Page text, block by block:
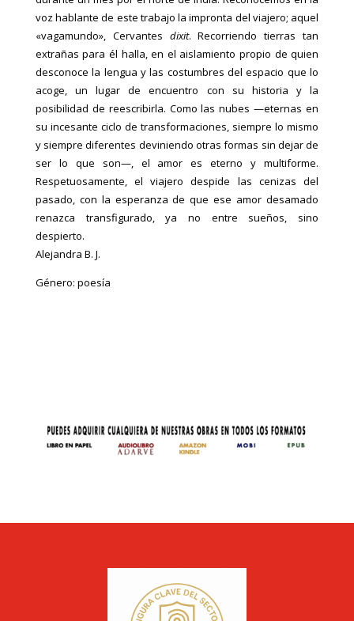
voz hablante de este trabajo la impronta del viajero; aquel
«vagamundo», Cervantes dixit. Recorriendo tierras tan
extrañas para él halla, en el aislamiento propio de quien
desconoce la lengua y las costumbres del espacio que lo
acoge, un lugar de encuentro con su historia y la
posibilidad de reescribirla. Como las nubes —eternas en
su incesante ciclo de transformaciones, siempre lo mismo
y siempre diferentes deviniendo otras formas sin dejar de
ser lo que son—, el amor es eterno y multiforme.
Respetuosamente, el viajero despide las cenizas del
pasado, con la esperanza de que ese amor desamado
renazca transfigurado, ya no entre sueños, sino
despierto.
Alejandra B. J.
Género: poesía